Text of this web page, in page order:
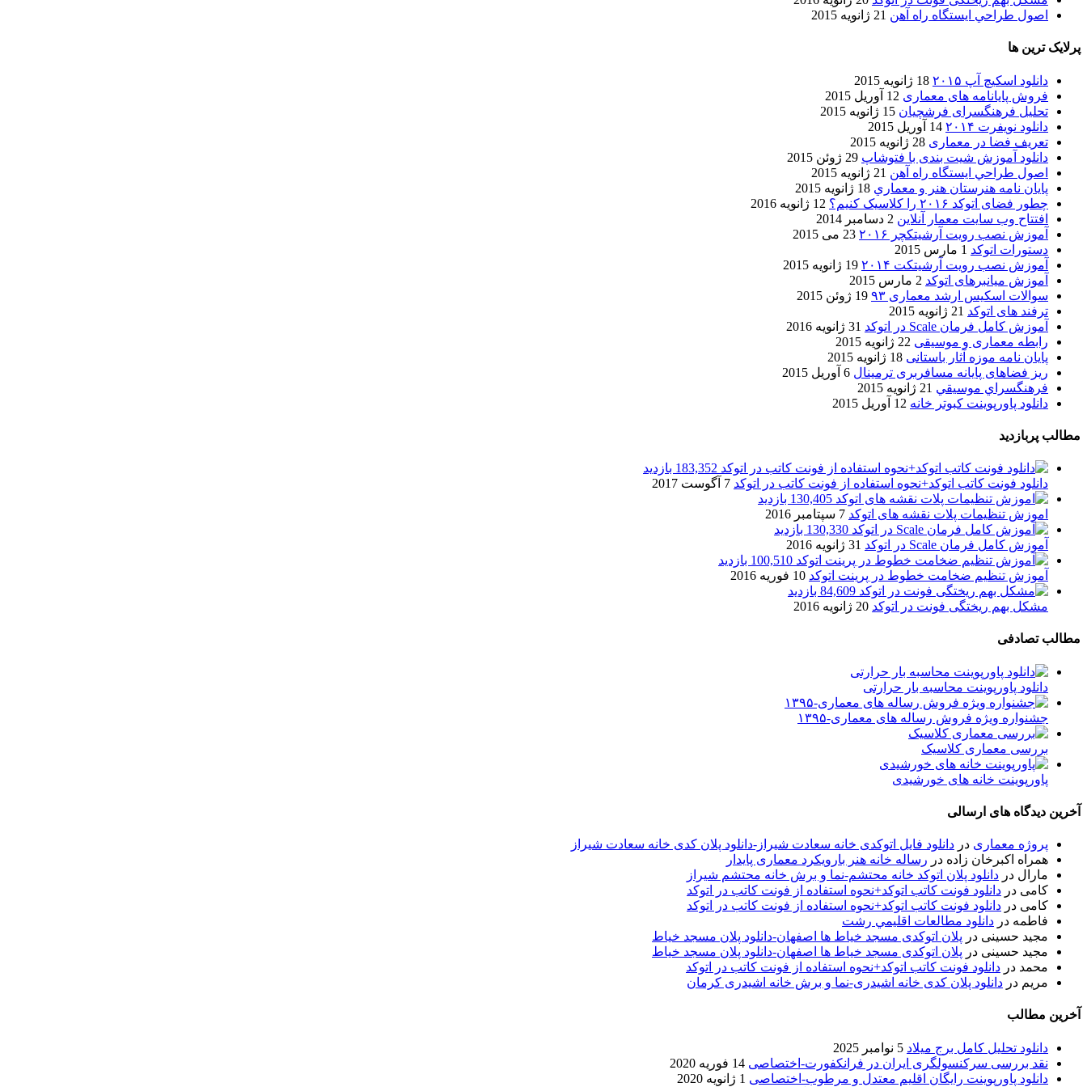
اصول طراحي ایستگاه راه آهن 21 ژانویه 2015
پرلایک ترین ها
دانلود اسکیچ آپ ۲۰۱۵
18 ژانویه 2015
فروش پایانامه های معماری 12 آوریل 2015
تحلیل فرهنگسرای فرشچیان 15 ژانویه 2015
دانلود نویفرت ۲۰۱۴
14 آوریل 2015
تعریف فضا در معماری 28 ژانویه 2015
دانلود آموزش شیت بندی با فتوشاپ 29 ژوئن 2015
اصول طراحي ایستگاه راه آهن 21 ژانویه 2015
پایان نامه هنرستان هنر و معماري 18 ژانویه 2015
چطور فضای اتوکد ۲۰۱۶ را کلاسیک کنیم؟
12 ژانویه 2016
افتتاح وب سایت معمار آنلاین 2 دسامبر 2014
آموزش نصب رویت آرشیتکچر ۲۰۱۶
23 می 2015
دستورات اتوکد 1 مارس 2015
آموزش نصب رویت آرشیتکت ۲۰۱۴
19 ژانویه 2015
آموزش میانبرهای اتوکد 2 مارس 2015
سوالات اسکیس ارشد معماری ۹۳
19 ژوئن 2015
ترفند های اتوکد 21 ژانویه 2015
آموزش کامل فرمان Scale در اتوکد
31 ژانویه 2016
رابطه معماری و موسیقی 22 ژانویه 2015
پایان نامه موزه آثار باستانی 18 ژانویه 2015
ریز فضاهای پایانه مسافربری ترمینال 6 آوریل 2015
فرهنگسراي موسيقي 21 ژانویه 2015
دانلود پاورپوینت کبوتر خانه 12 آوریل 2015
مطالب پربازدید
183,352 بازدید
دانلود فونت کاتب اتوکد+نحوه استفاده از فونت کاتب در اتوکد 7 آگوست 2017
130,405 بازدید
اموزش تنظیمات پلات نقشه های اتوکد 7 سپتامبر 2016
130,330 بازدید
آموزش کامل فرمان Scale در اتوکد
31 ژانویه 2016
100,510 بازدید
آموزش تنظیم ضخامت خطوط در پرینت اتوکد 10 فوریه 2016
84,609 بازدید
مشکل بهم ریختگی فونت در اتوکد 20 ژانویه 2016
مطالب تصادفی
دانلود پاورپوینت محاسبه بار حرارتی
جشنواره ویژه فروش رساله های معماری-۱۳۹۵
بررسی معماری کلاسیک
پاورپوینت خانه های خورشیدی
آخرین دیدگاه های ارسالی
پروژه معماری در دانلود فایل اتوکدی خانه سعادت شیراز-دانلود پلان کدی خانه سعادت شیراز
همراه اکبرخان زاده در رساله خانه هنر بارویکرد معماری پایدار
مارال در دانلود پلان اتوکد خانه محتشم-نما و برش خانه محتشم شیراز
کامی در دانلود فونت کاتب اتوکد+نحوه استفاده از فونت کاتب در اتوکد
کامی در دانلود فونت کاتب اتوکد+نحوه استفاده از فونت کاتب در اتوکد
فاطمه در دانلود مطالعات اقليمي رشت
مجید حسینی در پلان اتوکدی مسجد خیاط ها اصفهان-دانلود پلان مسجد خیاط
مجید حسینی در پلان اتوکدی مسجد خیاط ها اصفهان-دانلود پلان مسجد خیاط
محمد در دانلود فونت کاتب اتوکد+نحوه استفاده از فونت کاتب در اتوکد
مریم در دانلود پلان کدی خانه اشیدری-نما و برش خانه اشیدری کرمان
آخرین مطالب
دانلود تحلیل کامل برج میلاد 5 نوامبر 2025
نقد بررسی سرکنسولگری ایران در فرانکفورت-اختصاصی 14 فوریه 2020
دانلود پاورپوینت رایگان اقلیم معتدل و مرطوب-اختصاصی 1 ژانویه 2020